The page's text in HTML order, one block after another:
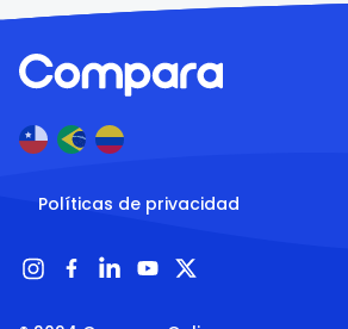
Políticas de privacidad